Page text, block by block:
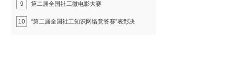
9 第二届全国社工微电影大赛
10 “第二届全国社工知识网络竞答赛”表彰决